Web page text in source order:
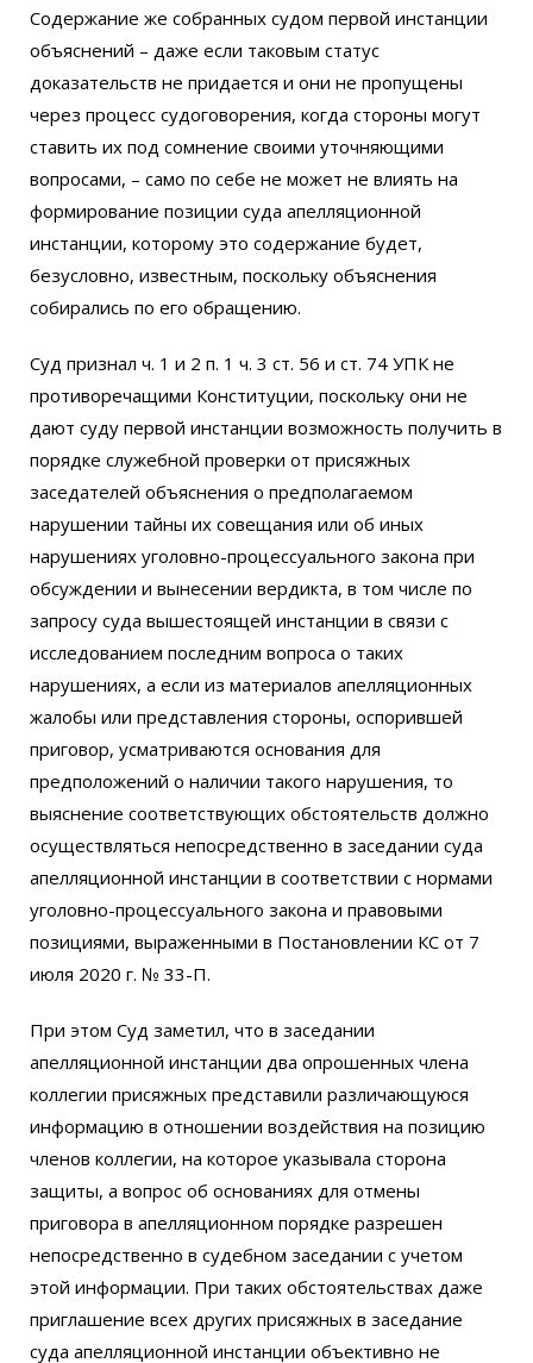
Содержание же собранных судом первой инстанции
объяснений – даже если таковым статус
доказательств не придается и они не пропущены
через процесс судоговорения, когда стороны могут
ставить их под сомнение своими уточняющими
вопросами, – само по себе не может не влиять на
формирование позиции суда апелляционной
инстанции, которому это содержание будет,
безусловно, известным, поскольку объяснения
собирались по его обращению.
Суд признал ч. 1 и 2 п. 1 ч. 3 ст. 56 и ст. 74 УПК не
противоречащими Конституции, поскольку они не
дают суду первой инстанции возможность получить в
порядке служебной проверки от присяжных
заседателей объяснения о предполагаемом
нарушении тайны их совещания или об иных
нарушениях уголовно-процессуального закона при
обсуждении и вынесении вердикта, в том числе по
запросу суда вышестоящей инстанции в связи с
исследованием последним вопроса о таких
нарушениях, а если из материалов апелляционных
жалобы или представления стороны, оспорившей
приговор, усматриваются основания для
предположений о наличии такого нарушения, то
выяснение соответствующих обстоятельств должно
осуществляться непосредственно в заседании суда
апелляционной инстанции в соответствии с нормами
уголовно-процессуального закона и правовыми
позициями, выраженными в Постановлении КС от 7
июля 2020 г. № 33-П.
При этом Суд заметил, что в заседании
апелляционной инстанции два опрошенных члена
коллегии присяжных представили различающуюся
информацию в отношении воздействия на позицию
членов коллегии, на которое указывала сторона
защиты, а вопрос об основаниях для отмены
приговора в апелляционном порядке разрешен
непосредственно в судебном заседании с учетом
этой информации. При таких обстоятельствах даже
приглашение всех других присяжных в заседание
суда апелляционной инстанции объективно не